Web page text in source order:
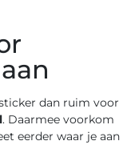
dan ruim voor
. Daarmee voorkom
eerder waar je aan